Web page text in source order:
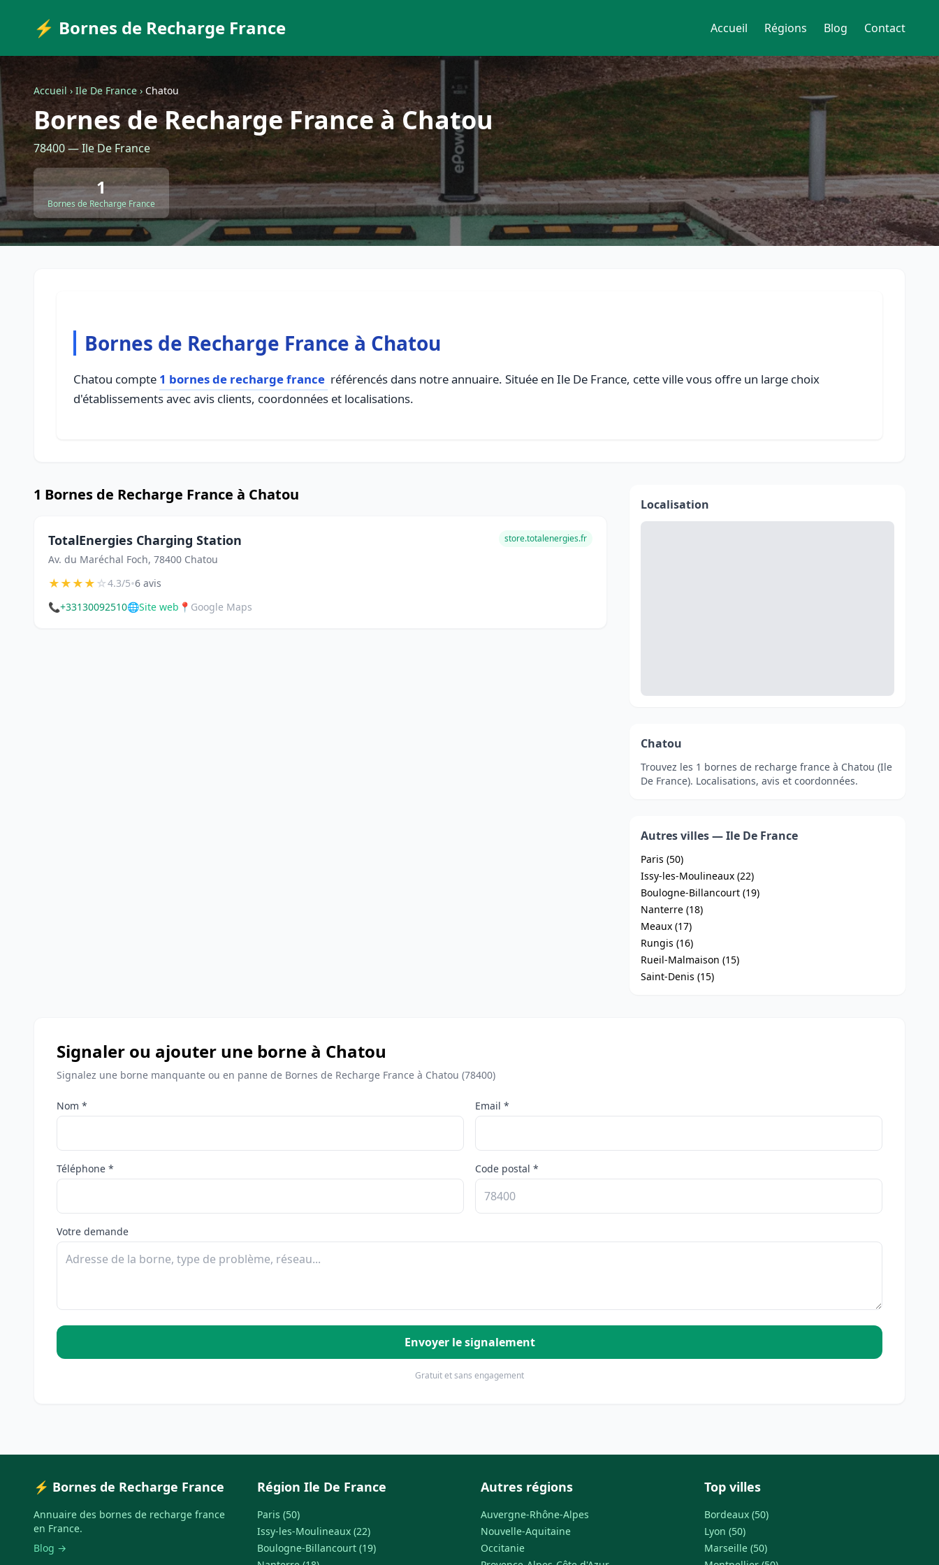
⚡ Bornes de Recharge France Accueil Régions Blog Contact
Accueil › Ile De France › Chatou
Bornes de Recharge France à Chatou
78400 — Ile De France
1
Bornes de Recharge France
Bornes de Recharge France à Chatou
Chatou compte 1 bornes de recharge france référencés dans notre annuaire. Située en Ile De France, cette ville vous offre un large choix
d'établissements avec avis clients, coordonnées et localisations.
1 Bornes de Recharge France à Chatou
TotalEnergies Charging Station
Av. du Maréchal Foch, 78400 Chatou
store.totalenergies.fr
★★★★☆4.3/5•6 avis
📞+33130092510🌐Site web 📍 Google Maps
Localisation
Chatou
Trouvez les 1 bornes de recharge france à Chatou (Ile
De France). Localisations, avis et coordonnées.
Autres villes — Ile De France
Paris (50)
Issy-les-Moulineaux (22)
Boulogne-Billancourt (19)
Nanterre (18)
Meaux (17)
Rungis (16)
Rueil-Malmaison (15)
Saint-Denis (15)
Signaler ou ajouter une borne à Chatou
Signalez une borne manquante ou en panne de Bornes de Recharge France à Chatou (78400)
Nom * Email *
Téléphone * Code postal *
Votre demande
Envoyer le signalement
Gratuit et sans engagement
⚡ Bornes de Recharge France
Annuaire des bornes de recharge france
en France.
Blog →
Région Ile De France
Paris (50)
Issy-les-Moulineaux (22)
Boulogne-Billancourt (19)
Autres régions
Auvergne-Rhône-Alpes
Nouvelle-Aquitaine
Occitanie
Top villes
Bordeaux (50)
Lyon (50)
Marseille (50)